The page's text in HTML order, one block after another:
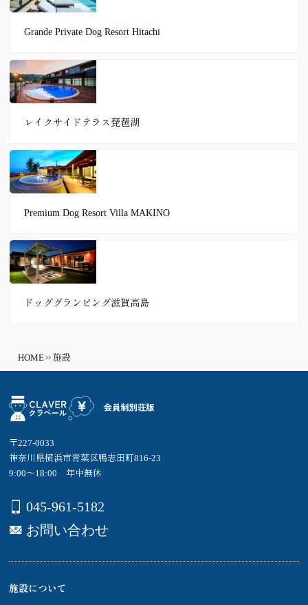
Grande Private Dog Resort Hitachi
レイクサイドテラス琵琶湖
Premium Dog Resort Villa MAKINO
ドッググランピング滋賀高島
HOME 施設
〒227-0033
神奈川県横浜市青葉区鴨志田町816-23
9:00～18:00 年中無休
045-961-5182
お問い合わせ
施設について